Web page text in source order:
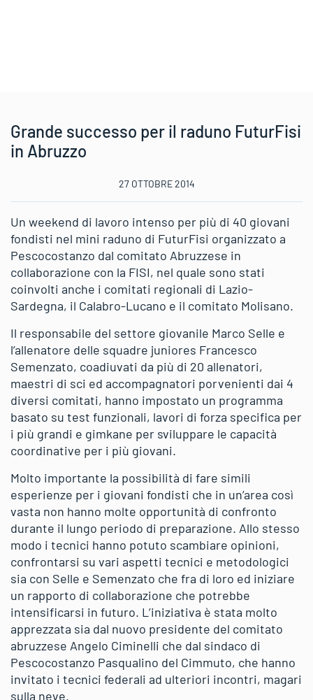
Grande successo per il raduno FuturFisi
in Abruzzo
27 OTTOBRE 2014
Un weekend di lavoro intenso per più di 40 giovani
fondisti nel mini raduno di FuturFisi organizzato a
Pescocostanzo dal comitato Abruzzese in
collaborazione con la FISI, nel quale sono stati
coinvolti anche i comitati regionali di Lazio-
Sardegna, il Calabro-Lucano e il comitato Molisano.
Il responsabile del settore giovanile Marco Selle e
l’allenatore delle squadre juniores Francesco
Semenzato, coadiuvati da più di 20 allenatori,
maestri di sci ed accompagnatori porvenienti dai 4
diversi comitati, hanno impostato un programma
basato su test funzionali, lavori di forza specifica per
i più grandi e gimkane per sviluppare le capacità
coordinative per i più giovani.
Molto importante la possibilità di fare simili
esperienze per i giovani fondisti che in un’area così
vasta non hanno molte opportunità di confronto
durante il lungo periodo di preparazione. Allo stesso
modo i tecnici hanno potuto scambiare opinioni,
confrontarsi su vari aspetti tecnici e metodologici
sia con Selle e Semenzato che fra di loro ed iniziare
un rapporto di collaborazione che potrebbe
intensificarsi in futuro. L’iniziativa è stata molto
apprezzata sia dal nuovo presidente del comitato
abruzzese Angelo Ciminelli che dal sindaco di
Pescocostanzo Pasqualino del Cimmuto, che hanno
invitato i tecnici federali ad ulteriori incontri, magari
sulla neve.